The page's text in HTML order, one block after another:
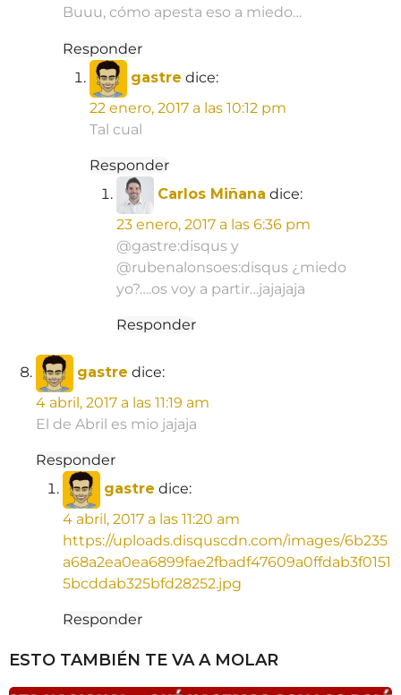
Buuu, cómo apesta eso a miedo…
Responder
gastre dice:
22 enero, 2017 a las 10:12 pm
Tal cual
Responder
Carlos Miñana dice:
23 enero, 2017 a las 6:36 pm
@gastre:disqus y
@rubenalonsoes:disqus ¿miedo
yo?….os voy a partir…jajajaja
Responder
gastre dice:
4 abril, 2017 a las 11:19 am
El de Abril es mio jajaja
Responder
gastre dice:
4 abril, 2017 a las 11:20 am
https://uploads.disquscdn.com/images/6b235
a68a2ea0ea6899fae2fbadf47609a0ffdab3f0151
5bcddab325bfd28252.jpg
Responder
ESTO TAMBIÉN TE VA A MOLAR